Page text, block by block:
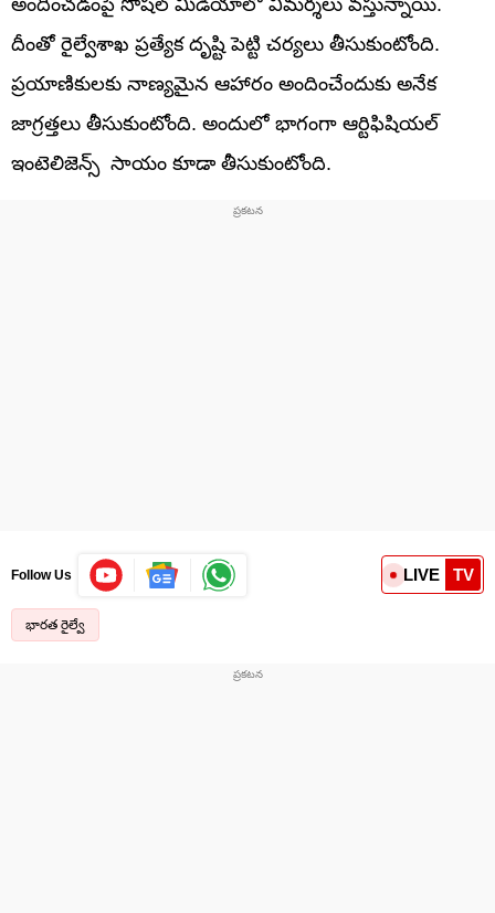
దీంతో రైల్వేశాఖ ప్రత్యేక దృష్టి పెట్టి చర్యలు తీసుకుంటోంది.
ప్రయాణికులకు నాణ్యమైన ఆహారం అందించేందుకు అనేక
జాగ్రత్తలు తీసుకుంటోంది. అందులో భాగంగా ఆర్టిఫిషియల్
ఇంటెలిజెన్స్ సాయం కూడా తీసుకుంటోంది.
Follow Us LIVE TV
భారత రైల్వే